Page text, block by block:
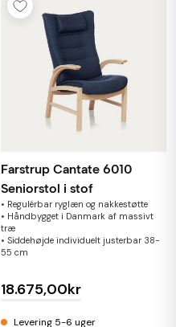
Farstrup Cantate 6010
Seniorstol i stof
• Regulérbar ryglæn og nakkestøtte
• Håndbygget i Danmark af massivt
træ
• Siddehøjde individuelt justerbar 38-
55 cm
18.675,00kr
Levering 5-6 uger